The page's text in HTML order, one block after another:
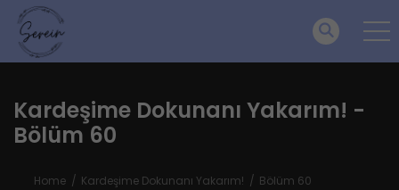
Kardeşime Dokunanı Yakarım! -
Bölüm 60
Home Kardeşime Dokunanı Yakarım! Bölüm 60